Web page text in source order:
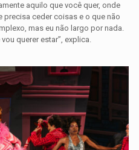
aquilo que você quer, onde
precisa ceder coisas e o que não
mas eu não largo por nada.
querer estar”, explica.